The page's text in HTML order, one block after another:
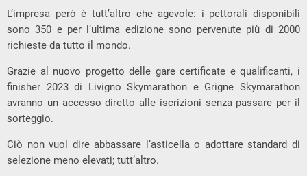
L’impresa però è tutt’altro che agevole: i pettorali disponibili
sono 350 e per l’ultima edizione sono pervenute più di 2000
richieste da tutto il mondo.
Grazie al nuovo progetto delle gare certificate e qualificanti, i
finisher 2023 di Livigno Skymarathon e Grigne Skymarathon
avranno un accesso diretto alle iscrizioni senza passare per il
sorteggio.
Ciò non vuol dire abbassare l’asticella o adottare standard di
selezione meno elevati; tutt’altro.